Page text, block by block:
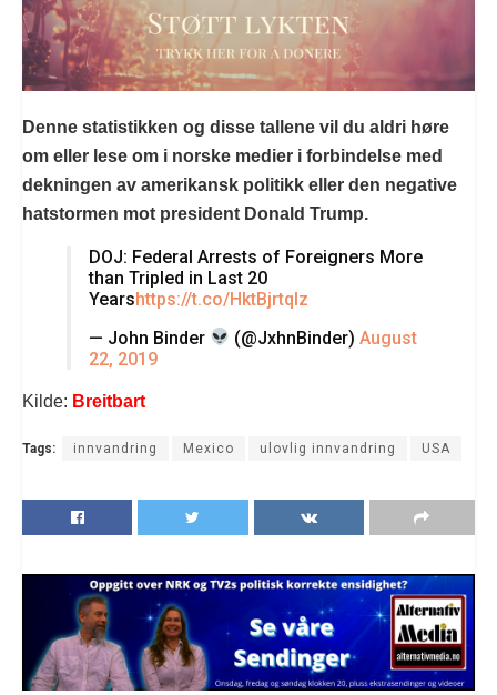
Denne statistikken og disse tallene vil du aldri høre
om eller lese om i norske medier i forbindelse med
dekningen av amerikansk politikk eller den negative
hatstormen mot president Donald Trump.
DOJ: Federal Arrests of Foreigners More
than Tripled in Last 20
Yearshttps://t.co/HktBjrtqlz
— John Binder
(@JxhnBinder)August
22, 2019
Kilde: Breitbart
Tags: innvandring Mexico ulovlig innvandring USA